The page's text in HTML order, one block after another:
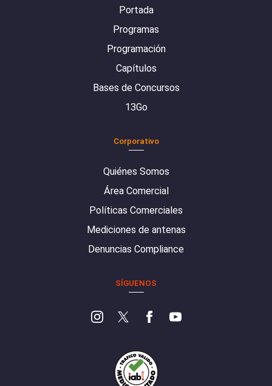
Portada
Programas
Programación
Capítulos
Bases de Concursos
13Go
Corporativo
Quiénes Somos
Área Comercial
Políticas Comerciales
Mediciones de antenas
Denuncias Compliance
SÍGUENOS